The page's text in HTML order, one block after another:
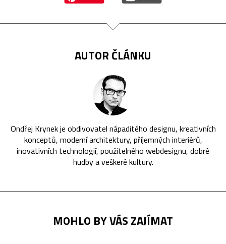
AUTOR ČLÁNKU
Ondřej Krynek je obdivovatel nápaditého designu, kreativních
konceptů, moderní architektury, příjemných interiérů,
inovativních technologií, použitelného webdesignu, dobré
hudby a veškeré kultury.
MOHLO BY VÁS ZAJÍMAT